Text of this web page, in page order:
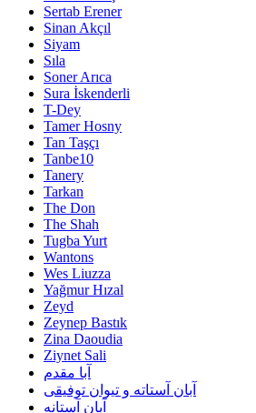
Sertab Erener
Sinan Akçıl
Siyam
Sıla
Soner Arıca
Sura İskenderli
T-Dey
Tamer Hosny
Tan Taşçı
Tanbe10
Tanery
Tarkan
The Don
The Shah
Tugba Yurt
Wantons
Wes Liuzza
Yağmur Hızal
Zeyd
Zeynep Bastık
Zina Daoudia
Ziynet Sali
آبا مقدم
آبان آستاته و تیوان توفیقی
آبان آستانه